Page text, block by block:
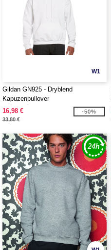
W1
Gildan GN925 - Dryblend
Kapuzenpullover
16,98 €
33,80 €
-50%